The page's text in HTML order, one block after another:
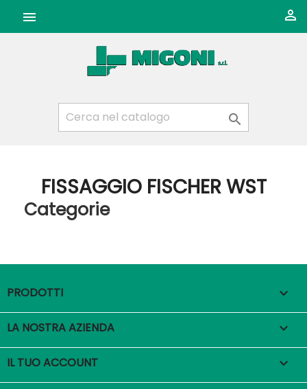
 

FISSAGGIO FISCHER WST
Categorie
PRODOTTI 
LA NOSTRA AZIENDA 
IL TUO ACCOUNT 